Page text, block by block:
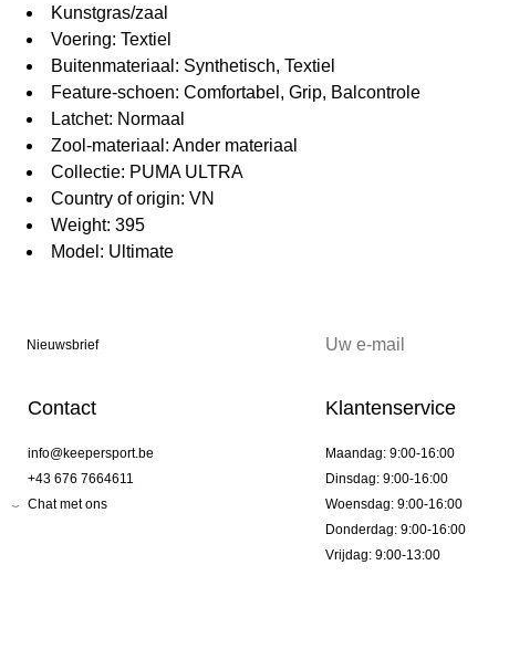
Kunstgras/zaal
Voering: Textiel
Buitenmateriaal: Synthetisch, Textiel
Feature-schoen: Comfortabel, Grip, Balcontrole
Latchet: Normaal
Zool-materiaal: Ander materiaal
Collectie: PUMA ULTRA
Country of origin: VN
Weight: 395
Model: Ultimate
Nieuwsbrief
Contact
info@keepersport.be
+43 676 7664611
Chat met ons
Klantenservice
Maandag: 9:00-16:00
Dinsdag: 9:00-16:00
Woensdag: 9:00-16:00
Donderdag: 9:00-16:00
Vrijdag: 9:00-13:00